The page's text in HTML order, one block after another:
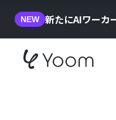
NEW 新たにAIワーカ